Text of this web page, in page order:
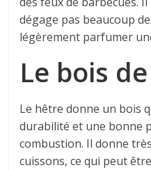
dégage pas beaucoup
légèrement parfumer
Le bois
Le hêtre donne un bois
durabilité et une bonne
combustion. Il donne
cuissons, ce qui peut